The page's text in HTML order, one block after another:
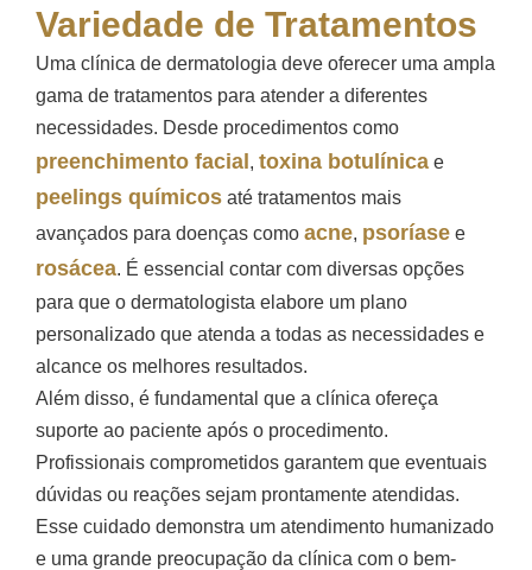
Variedade de Tratamentos
Uma clínica de dermatologia deve oferecer uma ampla
gama de tratamentos para atender a diferentes
necessidades. Desde procedimentos como
preenchimento facial, toxina botulínica e
peelings químicos até tratamentos mais
avançados para doenças como acne, psoríase e
rosácea. É essencial contar com diversas opções
para que o dermatologista elabore um plano
personalizado que atenda a todas as necessidades e
alcance os melhores resultados.
Além disso, é fundamental que a clínica ofereça
suporte ao paciente após o procedimento.
Profissionais comprometidos garantem que eventuais
dúvidas ou reações sejam prontamente atendidas.
Esse cuidado demonstra um atendimento humanizado
e uma grande preocupação da clínica com o bem-